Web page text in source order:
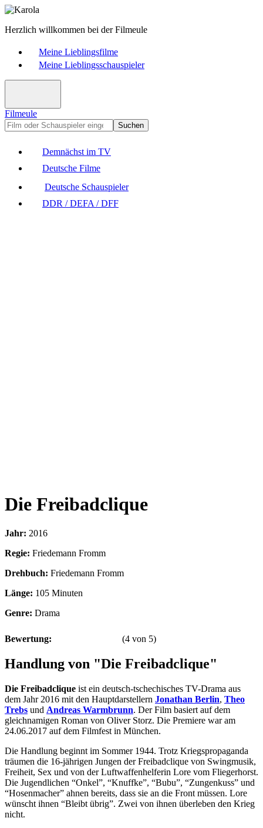
Herzlich willkommen bei der Filmeule
Meine Lieblingsfilme
Meine Lieblingsschauspieler
Filmeule
Suchen
Demnächst im TV
Deutsche Filme
Deutsche Schauspieler
DDR / DEFA / DFF
Die Freibadclique
Jahr: 2016
Regie: Friedemann Fromm
Drehbuch: Friedemann Fromm
Länge: 105 Minuten
Genre: Drama
Bewertung: (4 von 5)
Handlung von "Die Freibadclique"
Die Freibadclique ist ein deutsch-tschechisches TV-Drama aus
dem Jahr 2016 mit den Hauptdarstellern Jonathan Berlin, Theo
Trebs und Andreas Warmbrunn. Der Film basiert auf dem
gleichnamigen Roman von Oliver Storz. Die Premiere war am
24.06.2017 auf dem Filmfest in München.
Die Handlung beginnt im Sommer 1944. Trotz Kriegspropaganda
träumen die 16-jährigen Jungen der Freibadclique von Swingmusik,
Freiheit, Sex und von der Luftwaffenhelferin Lore vom Fliegerhorst.
Die Jugendlichen “Onkel”, “Knuffke”, “Bubu”, “Zungenkuss” und
“Hosenmacher” ahnen bereits, dass sie an die Front müssen. Lore
wünscht ihnen “Bleibt übrig”. Zwei von ihnen überleben den Krieg
nicht.